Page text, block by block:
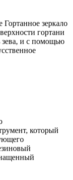
Гортанное зеркало
гортани
зева, и с помощью
который